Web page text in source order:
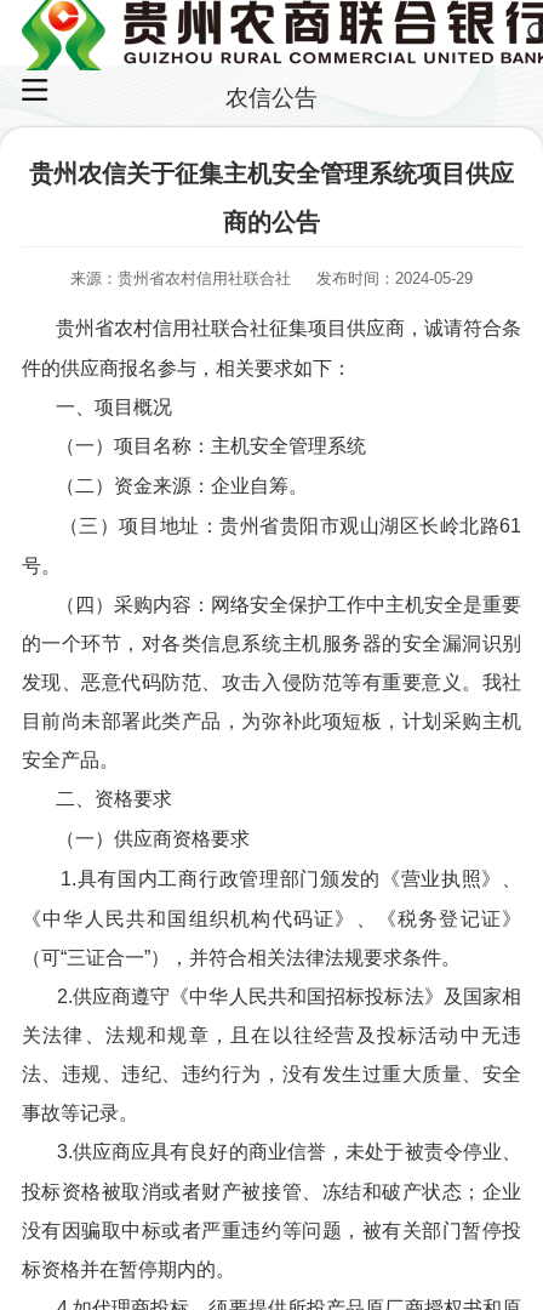
农信公告
贵州农信关于征集主机安全管理系统项目供应
商的公告
来源：贵州省农村信用社联合社 发布时间：2024-05-29
贵州省农村信用社联合社征集项目供应商，诚请符合条
件的供应商报名参与，相关要求如下：
一、项目概况
（一）项目名称：主机安全管理系统
（二）资金来源：企业自筹。
（三）项目地址：贵州省贵阳市观山湖区长岭北路61
号。
（四）采购内容：网络安全保护工作中主机安全是重要
的一个环节，对各类信息系统主机服务器的安全漏洞识别
发现、恶意代码防范、攻击入侵防范等有重要意义。我社
目前尚未部署此类产品，为弥补此项短板，计划采购主机
安全产品。
二、资格要求
（一）供应商资格要求
1.具有国内工商行政管理部门颁发的《营业执照》、
《中华人民共和国组织机构代码证》、《税务登记证》
（可“三证合一”），并符合相关法律法规要求条件。
2.供应商遵守《中华人民共和国招标投标法》及国家相
关法律、法规和规章，且在以往经营及投标活动中无违
法、违规、违纪、违约行为，没有发生过重大质量、安全
事故等记录。
3.供应商应具有良好的商业信誉，未处于被责令停业、
投标资格被取消或者财产被接管、冻结和破产状态；企业
没有因骗取中标或者严重违约等问题，被有关部门暂停投
标资格并在暂停期内的。